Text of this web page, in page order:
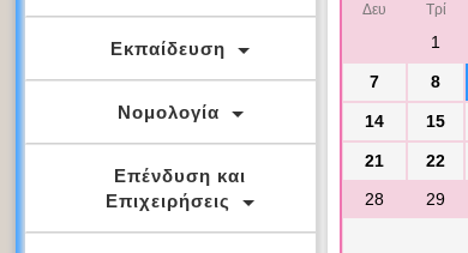
Δευ
Τρί
1
7 8
14 15
21 22
28
29
Εκπαίδευση
Νομολογία
Επένδυση και
Επιχειρήσεις